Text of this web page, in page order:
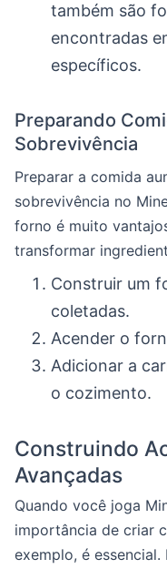
também são
encontradas
específicos.
Preparando
Sobrevivência
Preparar a comida
sobrevivência no
forno é muito
transformar
Construir um
coletadas.
Acender o
Adicionar a
o cozimento.
Construindo
Avançadas
Quando você joga
importância de criar
exemplo, é